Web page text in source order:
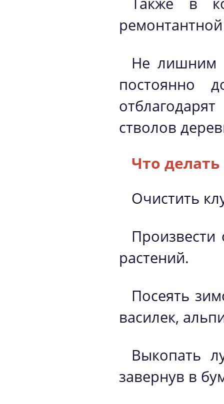
Не лишним
постоянно
стволов
Что
Очистить
Произвести
растений.
Посеять
василек,
Выкопать
завернув в